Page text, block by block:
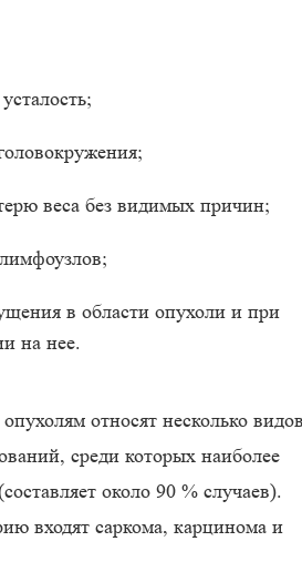
веса без видимых причин;
в области опухоли и при
на нее.
относят несколько
среди которых наиболее
около 90 % случаев).
входят саркома, карцинома и